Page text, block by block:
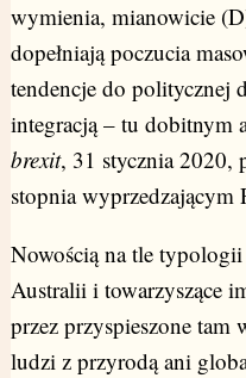
wymienia, mianowicie
dopełniają poczucia
tendencje do politycznej
integracją – tu dobitnym
brexit, 31 stycznia 2020,
stopnia wyprzedzającym
Nowością na tle typologii
Australii i towarzyszące
przez przyspieszone
ludzi z przyrodą ani